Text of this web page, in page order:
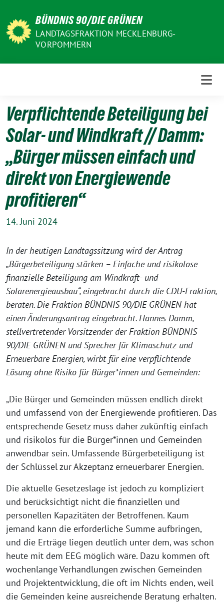
zum
Inhalt
BÜNDNIS 90/DIE GRÜNEN
LANDTAGSFRAKTION MECKLENBURG-
VORPOMMERN
Verpflichtende Beteiligung bei
Solar- und Windkraft // Damm:
„Bürger müssen einfach und
direkt von Energiewende
profitieren“
14. Juni 2024
In der heutigen Landtagssitzung wird der Antrag
„Bürgerbeteiligung stärken – Einfache und risikolose
finanzielle Beteiligung am Windkraft- und
Solarenergieausbau“, eingebracht durch die CDU-Fraktion,
beraten. Die Fraktion BÜNDNIS 90/DIE GRÜNEN hat
einen Änderungsantrag eingebracht. Hannes Damm,
stellvertretender Vorsitzender der Fraktion BÜNDNIS
90/DIE GRÜNEN und Sprecher für Klimaschutz und
Erneuerbare Energien, wirbt für eine verpflichtende
Lösung ohne Risiko für Bürger*innen und Gemeinden:
„Die Bürger und Gemeinden müssen endlich direkt
und umfassend von der Energiewende profitieren. Das
entsprechende Gesetz muss daher zukünftig einfach
und risikolos für die Bürger*innen und Gemeinden
anwendbar sein. Umfassende Bürgerbeteiligung ist
der Schlüssel zur Akzeptanz erneuerbarer Energien.
Die aktuelle Gesetzeslage ist jedoch zu kompliziert
und berücksichtigt nicht die finanziellen und
personellen Kapazitäten der Betroffenen. Kaum
jemand kann die erforderliche Summe aufbringen,
und die Erträge liegen deutlich unter dem, was schon
heute mit dem EEG möglich wäre. Dazu kommen oft
wochenlange Verhandlungen zwischen Gemeinden
und Projektentwicklung, die oft im Nichts enden, weil
die Gemeinden keine ausreichende Beratung erhalten.